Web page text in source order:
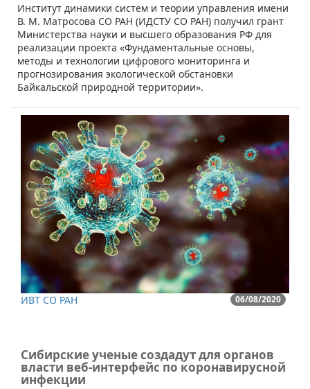
​​Институт динамики систем и теории управления имени
В. М. Матросова СО РАН (ИДСТУ СО РАН) получил грант
Министерства науки и высшего образования РФ для
реализации проекта «Фундаментальные основы,
методы и технологии цифрового мониторинга и
прогнозирования экологической обстановки
Байкальской природной территории».
06/08/2020
ИВТ СО РАН
Сибирские ученые создадут для органов
власти веб-интерфейс по коронавирусной
инфекции